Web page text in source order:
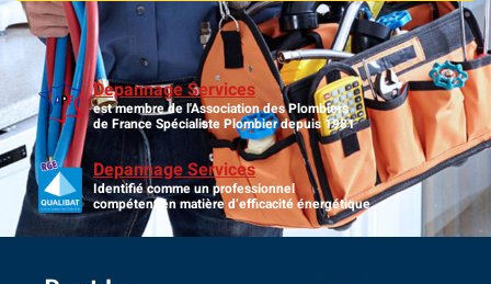
Depannage Services
est membre de l'Association des Plombiers
de France Spécialiste Plombier depuis 1981
Depannage Services
Identifié comme un professionnel
compétent en matière d’efficacité énergétique.